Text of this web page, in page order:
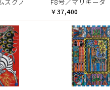
￥37,400